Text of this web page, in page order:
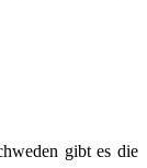
gibt es die